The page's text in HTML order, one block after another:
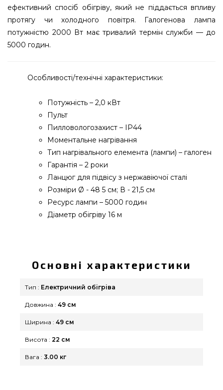
ефективний спосіб обігріву, який не піддається впливу
протягу чи холодного повітря. Галогенова лампа
потужністю 2000 Вт має тривалий термін служби — до
5000 годин.
Особливості/технічні характеристики:
Потужність – 2,0 кВт
Пульт
Пилловологозахист – IP44
Моментальне нагрівання
Тип нагрівального елемента (лампи) – галоген
Гарантія – 2 роки
Ланцюг для підвісу з нержавіючої сталі
Розміри Ø - 48 5 см; В - 21,5 см
Ресурс лампи – 5000 годин
Діаметр обігріву 16 м
купити від кращого виробника за кращою
вартістю всего 7 485 грн. в онлайн каталозі грилів
та аксесуарів Гриль Поінт. Привабливі пропозиції
інтернет магазину GrillPoint. Зателефонуйте
нашим консультантам за телефонним номером
Основні характеристики
Тип : Електричний обігріва
Довжина : 49 см
Ширина : 49 см
Висота : 22 см
Вага : 3.00 кг